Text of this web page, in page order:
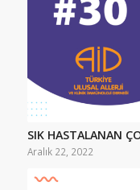
SIK HASTALANAN
Aralık 22, 2022